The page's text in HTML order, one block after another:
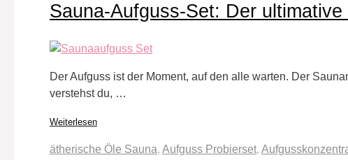
Sauna-Aufguss-Set: Der
Der Aufguss ist der Moment, auf den alle warten. Der
verstehst du, …
Weiterlesen
Schlagwörter
ätherische Öle Sauna, Aufguss Probierset,